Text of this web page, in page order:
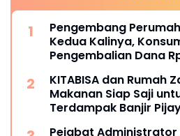
Pengembang
Kedua Kalinya,
Pengembalian Dana
KITABISA dan Rumah
Makanan Siap Saji
Terdampak Banjir
Pejabat Administrator